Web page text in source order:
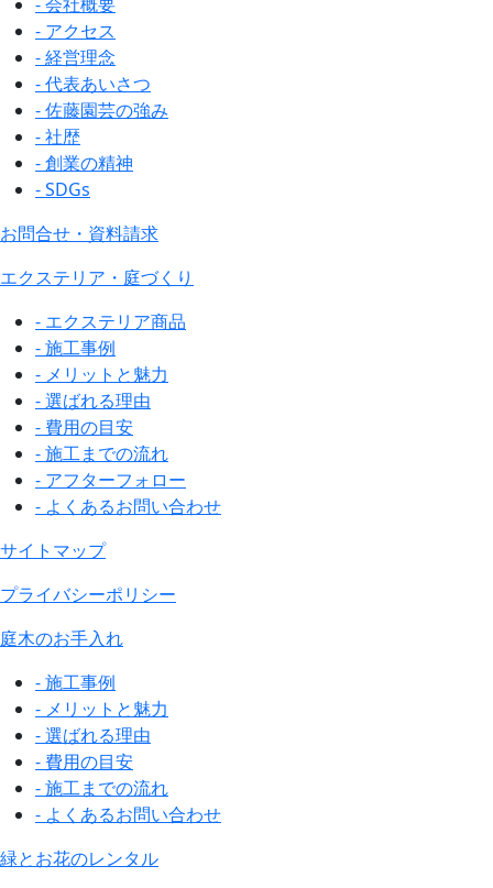
- アクセス
- 経営理念
- 代表あいさつ
- 佐藤園芸の強み
- 社歴
- 創業の精神
- SDGs
お問合せ・資料請求
エクステリア・庭づくり
- エクステリア商品
- 施工事例
- メリットと魅力
- 選ばれる理由
- 費用の目安
- 施工までの流れ
- アフターフォロー
- よくあるお問い合わせ
サイトマップ
プライバシーポリシー
庭木のお手入れ
- 施工事例
- メリットと魅力
- 選ばれる理由
- 費用の目安
- 施工までの流れ
- よくあるお問い合わせ
緑とお花のレンタル